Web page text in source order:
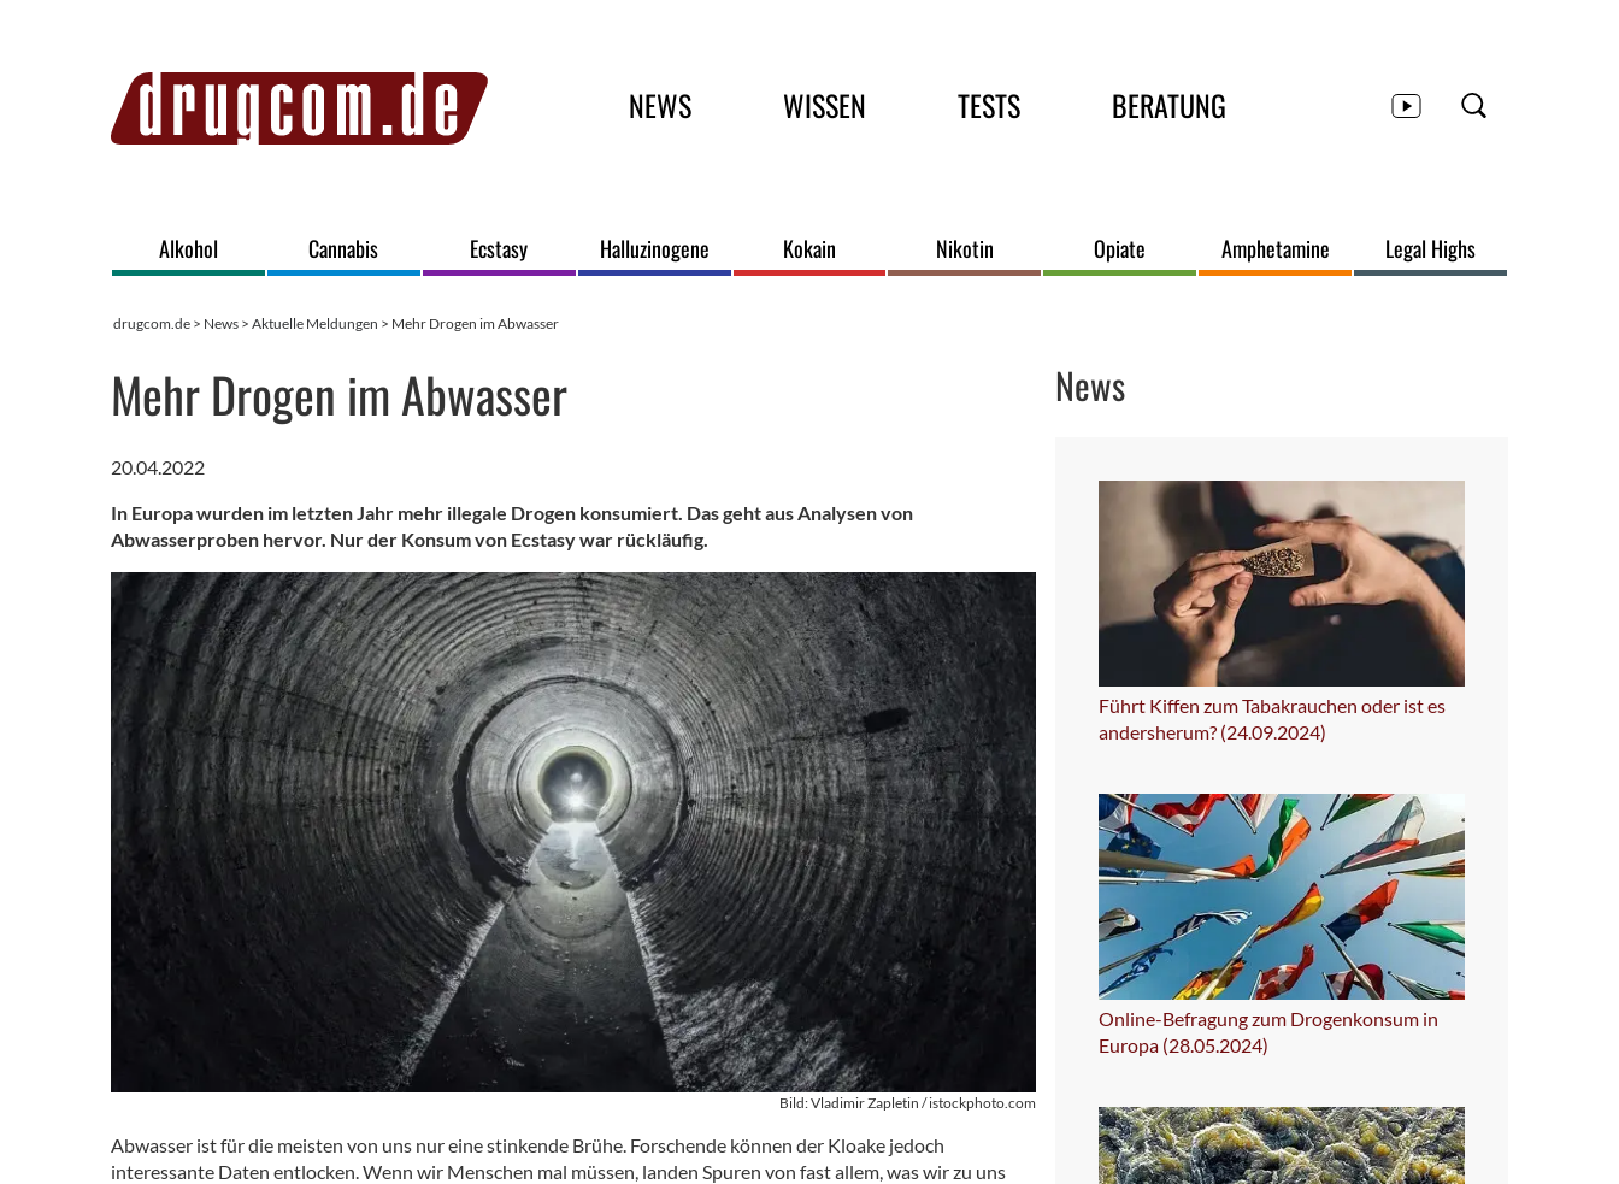
Hauptmenü
NEWS WISSEN TESTS BERATUNG
Alkohol Cannabis Ecstasy Halluzinogene Kokain Nikotin Opiate Amphetamine Legal Highs
drugcom.de > News > Aktuelle Meldungen > Mehr Drogen im Abwasser
Mehr Drogen im Abwasser
20.04.2022
In Europa wurden im letzten Jahr mehr illegale Drogen konsumiert. Das geht aus Analysen von
Abwasserproben hervor. Nur der Konsum von Ecstasy war rückläufig.
Bild: Vladimir Zapletin / istockphoto.com
Abwasser ist für die meisten von uns nur eine stinkende Brühe. Forschende können der Kloake jedoch
interessante Daten entlocken. Wenn wir Menschen mal müssen, landen Spuren von fast allem, was wir zu uns
News
Führt Kiffen zum Tabakrauchen oder ist es
andersherum? (24.09.2024)
Online-Befragung zum Drogenkonsum in
Europa (28.05.2024)